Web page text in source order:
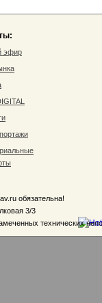
эфир
обязательна!
3/3
технических